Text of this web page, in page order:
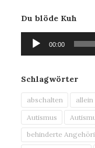
Du blöde Kuh
Audio-
Player
00:00
Schlagwörter
abschalten allein
Autismus
behinderte